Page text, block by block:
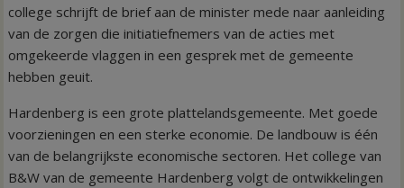
college schrijft de brief aan de minister mede naar aanleiding
van de zorgen die initiatiefnemers van de acties met
omgekeerde vlaggen in een gesprek met de gemeente
hebben geuit.
Hardenberg is een grote plattelandsgemeente. Met goede
voorzieningen en een sterke economie. De landbouw is één
van de belangrijkste economische sectoren. Het college van
B&W van de gemeente Hardenberg volgt de ontwikkelingen